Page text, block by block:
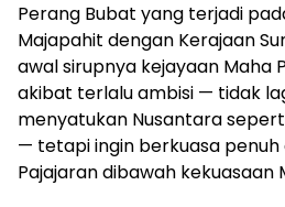
Perang Bubat yang terjadi
Majapahit dengan Kerajaan
awal sirupnya kejayaan Maha
akibat terlalu ambisi — tidak
menyatukan Nusantara
— tetapi ingin berkuasa
Pajajaran dibawah kekuasaan